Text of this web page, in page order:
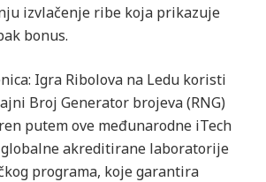
izvlačenje ribe koja prikazuje
bonus.
Igra Ribolova na Ledu koristi
Broj Generator brojeva (RNG)
putem ove međunarodne iTech
akreditirane laboratorije
programa, koje garantira